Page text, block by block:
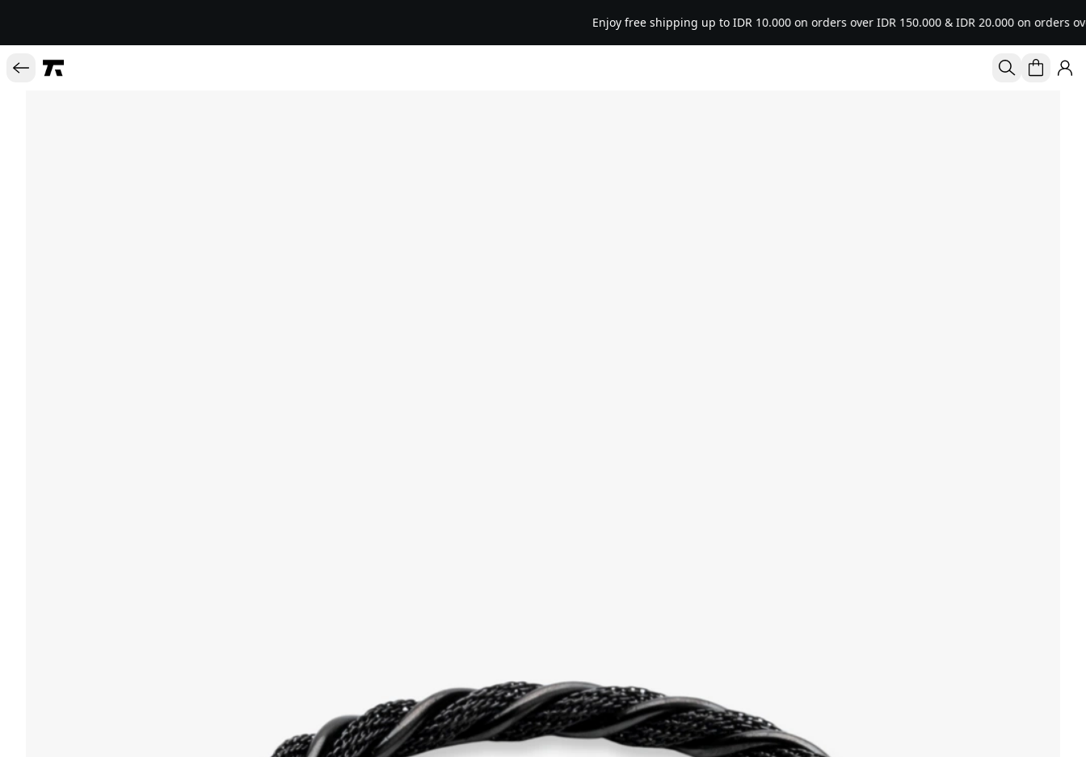
Enjoy free shipping up to IDR 10.000 on orders over IDR 150.000 & IDR 20.000 on orders over IDR